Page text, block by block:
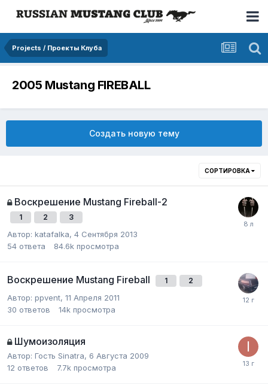
Projects / Проекты Клуба
2005 Mustang FIREBALL
Создать новую тему
СОРТИРОВКА
Воскрешение Mustang Fireball-2
1 2 3
Автор: katafalka, 4 Сентября 2013
54 ответа 84.6k просмотра
Воскрешение Mustang Fireball 1 2
Автор: ppvent, 11 Апреля 2011
30 ответов 14k просмотра
Шумоизоляция
Автор: Гость Sinatra, 6 Августа 2009
12 ответов 7.7k просмотра